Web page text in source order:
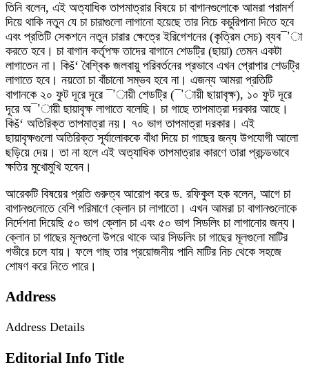
তিনি বলেন, এই অত্যাধিক তাপমাত্রার বিষয়ে চা বাগানগুলোকে আমরা পরামর্শ
দিয়ে থাকি নতুন যে চা চারাগুলো লাগানো হয়েছে তার নিচে কচুরিপানা দিতে হবে
এবং প্রতিটি সেকশনে নতুন চারার ক্ষেত্রে ইরিগেশনের (কৃত্রিম সেচ) ব্যব¯’া
করতে হবে। চা বাগান কর্তৃপক্ষ তাদের বাগানে শেডট্রি (ছায়া) তেমন একটা
লাগাতেন না। কিš‘ বৈশ্বিক জলবায়ু পরিবর্তনের প্রভাবে এখন প্রোপার শেডট্রি
লাগাতে হবে। নয়তো চা বাঁচানো সম্ভব হবে না। এজন্য আমরা প্রতিটি
বাগানকে ২০ ফুট দূরে দূরে ¯’ায়ী শেডট্রি (¯’ায়ী ছায়াবৃক্ষ), ১০ ফুট দূরে
দূরে অ¯’ায়ী ছায়াবৃক্ষ লাগাতে বলেছি। চা গাছে তাপমাত্রা দরকার আছে।
কিš‘ অতিরিক্ত তাপমাত্রা নয়। ৭০ ভাগ তাপমাত্রা দরকার। এই
ছায়াবৃক্ষগুলো অতিরিক্ত সূর্যালোককে বাঁধা দিয়ে চা গাছের জন্য উপযোগী আলো
ছড়িয়ে দেয়। তা না হলে এই অত্যাধিক তাপমাত্রার কারণে তারা প্রচন্ডভাবে
ক্ষতির মুখোমুখি হবেন।
আরেকটি বিষয়ের প্রতি গুরুত্ব আরোপ করে ড. রফিকুল হক বলেন, আগে চা
বাগানগুলোতে বেশি পরিমাণে ক্লোন চা লাগাতো। এখন আমরা চা বাগানগুলোকে
নির্দেশনা দিয়েছি ৫০ ভাগ ক্লোন চা এবং ৫০ ভাগ সিডলিং চা লাগানোর জন্য।
ক্লোন চা গাছের মূলগুলো উপরে থাকে আর সিডলিং চা গাছের মূলগুলো মাটির
গভীরে চলে যায়। ফলে গাছ তার প্রয়োজনীয় পানি মাটির নিচ থেকে সহজে
শোষণ করে নিতে পারে।
Address
Address Details
Editorial Info Title